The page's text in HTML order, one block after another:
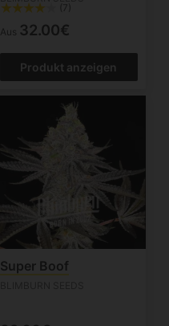
(7)
Aus 32.00€
Produkt anzeigen
Super Boof